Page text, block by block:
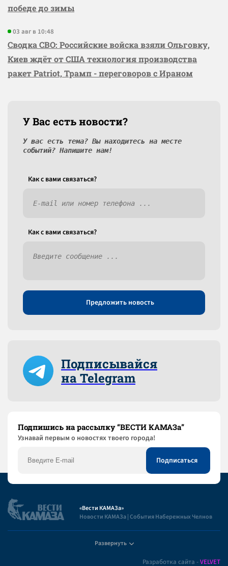
победе до зимы
03 авг в 10:48
Сводка СВО: Российские войска взяли Ольговку,
Киев ждёт от США технология производства
ракет Patriot, Трамп - переговоров с Ираном
У Вас есть новости?
У вас есть тема? Вы находитесь на месте
событий? Напишите нам!
Как c вами связаться?
Как c вами связаться?
Предложить новость
Подписывайся
на Telegram
Подпишись на рассылку “ВЕСТИ КАМАЗа”
Узнaвай первым о новостях твоего города!
«Вести КАМАЗа»
Новости КАМАЗа | События Набережных Челнов
Развернуть
Разработка сайта -VELVET